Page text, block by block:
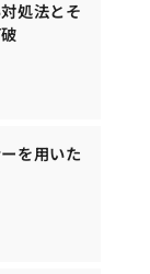
処法とそ
を用いた